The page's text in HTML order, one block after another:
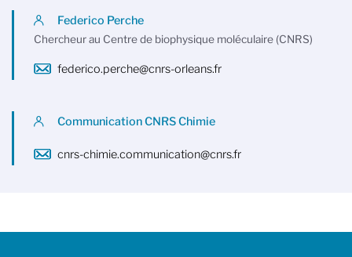
Federico Perche
Chercheur au Centre de biophysique moléculaire (CNRS)
federico.perche@cnrs-orleans.fr
Communication CNRS Chimie
cnrs-chimie.communication@cnrs.fr